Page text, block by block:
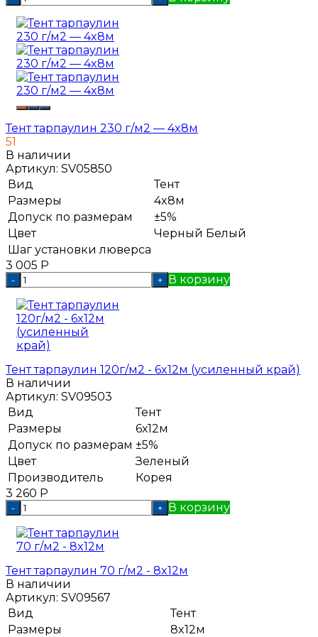
Тент тарпаулин 230 г/м2 — 4x8м
51
В наличии
Артикул: SV05850
Вид
Тент
Размеры
4x8м
Допуск по размерам
±5%
Цвет
Черный Белый
Шаг установки люверса
3 005 Р
- + В корзину
Тент тарпаулин 120г/м2 - 6x12м (усиленный край)
В наличии
Артикул: SV09503
Вид
Тент
Размеры
6х12м
Допуск по размерам ±5%
Цвет
Зеленый
Производитель
Корея
3 260 Р
- + В корзину
Тент тарпаулин 70 г/м2 - 8x12м
В наличии
Артикул: SV09567
Вид
Тент
Размеры
8x12м